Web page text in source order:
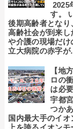
2025
す。
後期高齢者となり
高齢社会が到来
や介護の現場だ
立大病院の赤字が
【地
ロの
は必
宇都
つか
国内最大手のイ